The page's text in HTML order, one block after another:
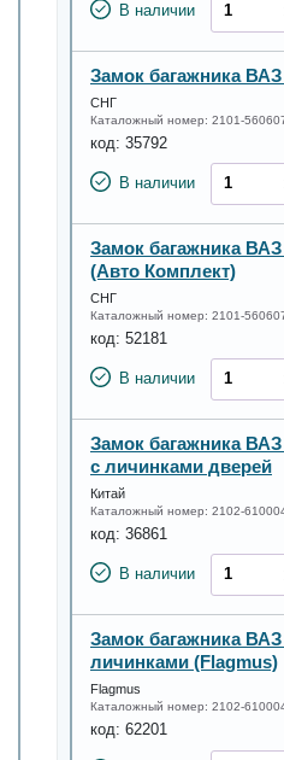
В наличии
Замок багажника
СНГ
Каталожный номер: 2101-
код: 35792
В наличии
Замок багажника
(Авто Комплект)
СНГ
Каталожный номер: 2101-
код: 52181
В наличии
Замок багажника ВАЗ
с личинками дверей
Китай
Каталожный номер: 2102-
код: 36861
В наличии
Замок багажника ВАЗ
личинками (Flagmus)
Flagmus
Каталожный номер: 2102-
код: 62201